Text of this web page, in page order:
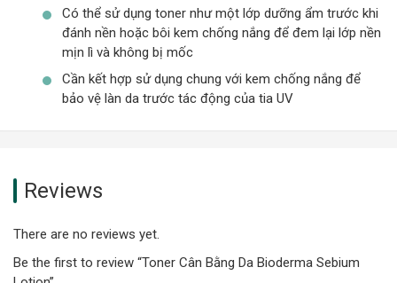
Có thể sử dụng toner như một lớp dưỡng ẩm trước khi
đánh nền hoặc bôi kem chống nắng để đem lại lớp nền
mịn lì và không bị mốc
Cần kết hợp sử dụng chung với kem chống nắng để
bảo vệ làn da trước tác động của tia UV
Reviews
There are no reviews yet.
Be the first to review “Toner Cân Bằng Da Bioderma Sebium